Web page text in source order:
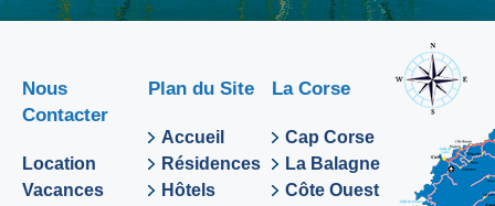
Nous
Contacter
Location
Vacances
Plan du Site
Accueil
Résidences
Hôtels
La Corse
Cap Corse
La Balagne
Côte Ouest